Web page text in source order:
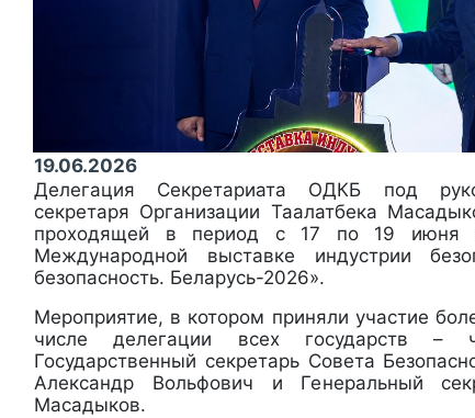
19.06.2026
Делегация Секретариата ОДКБ под
секретаря Организации Таалатбека
проходящей в период с 17 по 19 июня
Международной выставке индустрии
безопасность. Беларусь-2026».
Мероприятие, в котором приняли участие
числе делегации всех государств –
Государственный секретарь Совета
Александр Вольфович и Генеральный
Масадыков.